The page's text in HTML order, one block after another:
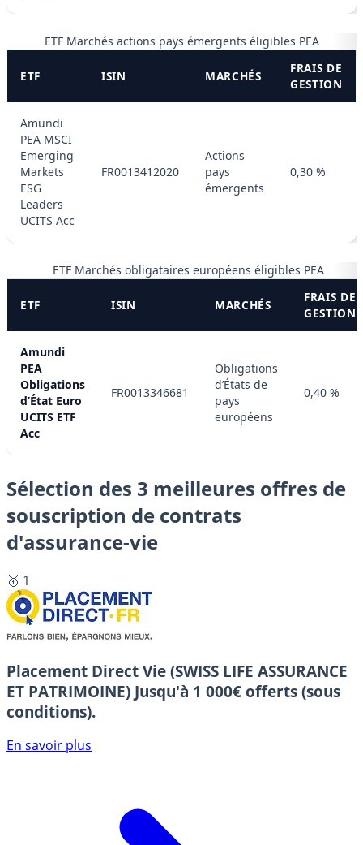
ETF Marchés actions pays émergents éligibles PEA
ETF ISIN MARCHÉS
FRAIS DE
GESTION
Amundi
PEA MSCI
Emerging
Markets
ESG
Leaders
UCITS Acc
FR0013412020
Actions
pays
émergents
0,30 %
ETF Marchés obligataires européens éligibles PEA
ETF ISIN MARCHÉS
FRAIS DE
GESTION
Amundi
PEA
Obligations
d’État Euro
UCITS ETF
Acc
FR0013346681
Obligations
d’États de
pays
européens
0,40 %
Sélection des 3 meilleures offres de
souscription de contrats
d'assurance-vie
🥇 1
Placement Direct Vie (SWISS LIFE ASSURANCE
ET PATRIMOINE) Jusqu'à 1 000€ offerts (sous
conditions).
En savoir plus